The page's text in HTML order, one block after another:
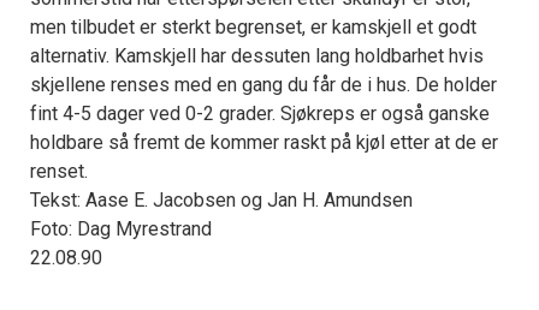
men tilbudet er sterkt begrenset, er kamskjell et godt
alternativ. Kamskjell har dessuten lang holdbarhet hvis
skjellene renses med en gang du får de i hus. De holder
fint 4-5 dager ved 0-2 grader. Sjøkreps er også ganske
holdbare så fremt de kommer raskt på kjøl etter at de er
renset.
Tekst: Aase E. Jacobsen og Jan H. Amundsen
Foto: Dag Myrestrand
22.08.90